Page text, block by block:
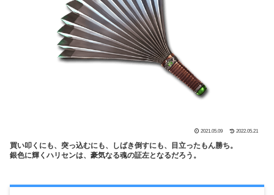
2021.05.09 2022.05.21
買い叩くにも、突っ込むにも、しばき倒すにも、目立ったもん勝ち。
銀色に輝くハリセンは、豪気なる魂の証左となるだろう。